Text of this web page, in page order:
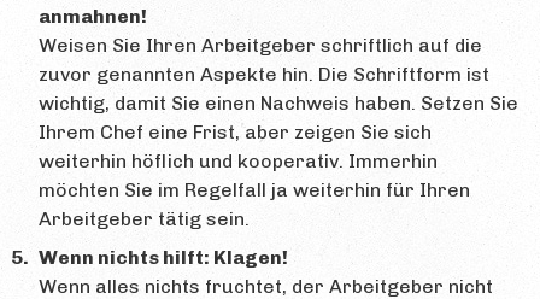
anmahnen!
Weisen Sie Ihren Arbeitgeber schriftlich auf die
zuvor genannten Aspekte hin. Die Schriftform ist
wichtig, damit Sie einen Nachweis haben. Setzen Sie
Ihrem Chef eine Frist, aber zeigen Sie sich
weiterhin höflich und kooperativ. Immerhin
möchten Sie im Regelfall ja weiterhin für Ihren
Arbeitgeber tätig sein.
Wenn nichts hilft: Klagen!
Wenn alles nichts fruchtet, der Arbeitgeber nicht